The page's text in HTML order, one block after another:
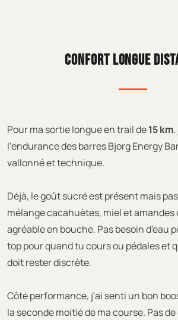
CONFORT LONGUE
Pour ma sortie longue en trail de15 km
l'endurance des barres Bjorg Energy
vallonné et technique.
Déjà, le goût sucré est présent mais
mélange cacahuètes, miel et
agréable en bouche. Pas besoin d'eau
top pour quand tu cours ou pédales et
doit rester discrète.
Côté performance, j'ai senti un bon
la seconde moitié de ma course. Pas